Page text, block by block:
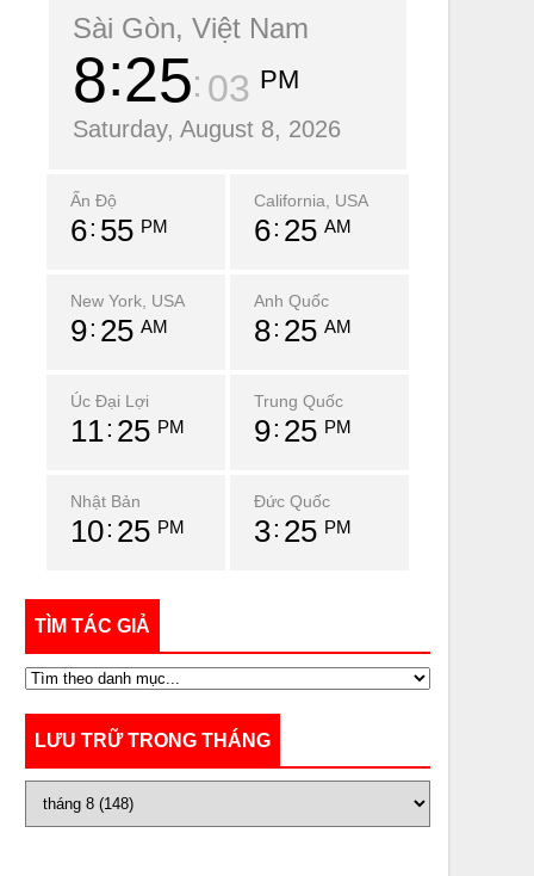
Sài Gòn, Việt Nam
8 25 04 PM
Saturday, August 8, 2026
Ấn Độ
6 55 PM
California, USA
6 25 AM
New York, USA
9 25 AM
Anh Quốc
8 25 AM
Úc Đại Lợi
11 25 PM
Trung Quốc
9 25 PM
Nhật Bản
10 25 PM
Đức Quốc
3 25 PM
TÌM TÁC GIẢ
LƯU TRỮ TRONG THÁNG